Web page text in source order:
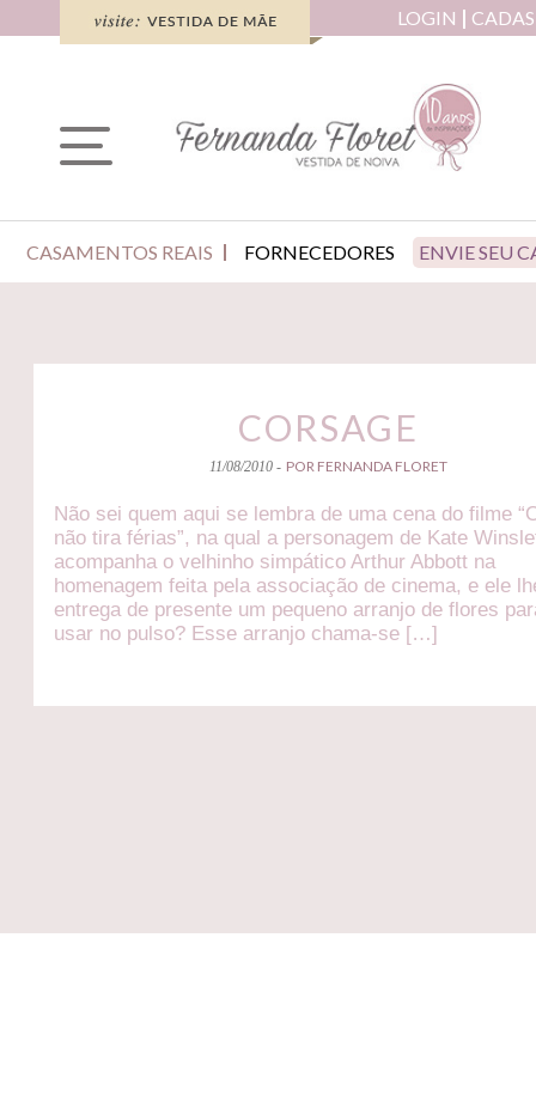
LOGIN
CASAMENTOS REAIS FORNECEDORES ENVIE SEU
CORSAGE
11/08/2010 - POR FERNANDA FLORET
Não sei quem aqui se lembra de uma cena do filme
não tira férias”, na qual a personagem de Kate
acompanha o velhinho simpático Arthur Abbott na
homenagem feita pela associação de cinema, e ele
entrega de presente um pequeno arranjo de flores
usar no pulso? Esse arranjo chama-se […]